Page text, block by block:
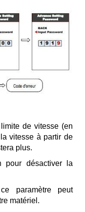
de vitesse (en
vitesse à partir de
plus.
pour désactiver la
paramètre peut
matériel.